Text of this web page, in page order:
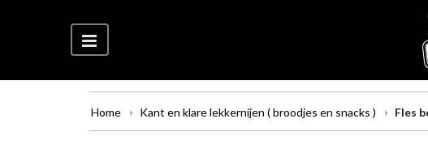
Home Kant en klare lekkernijen ( broodjes en snacks ) Fles